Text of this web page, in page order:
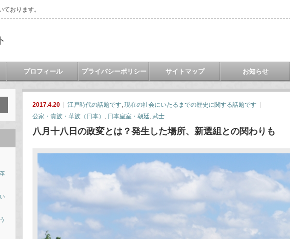
おります。
プロフィール プライバシーポリシー サイトマップ お知らせ
2017.4.20 江戸時代の話題です, 現在の社会にいたるまでの歴史に関する話題です
公家・貴族・華族（日本） , 日本皇室・朝廷, 武士
八月十八日の政変とは？発生した場所、新選組との関わりも